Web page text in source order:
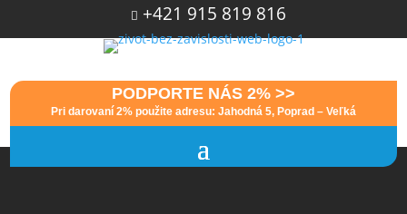
 +421 915 819 816
PODPORTE NÁS 2% >>
Pri darovaní 2% použite adresu: Jahodná 5, Poprad – Veľká